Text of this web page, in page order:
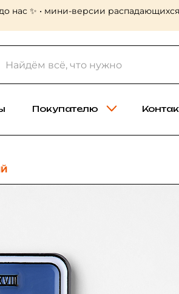
нас ✨ • мини-версии
Покупателю